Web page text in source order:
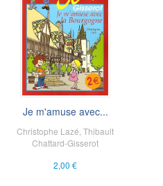
Je m'amuse avec...
Christophe Lazé Thibault
Chattard-Gisserot
2,00 €